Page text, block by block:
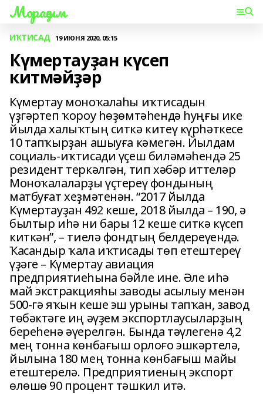
Мораҙым
ИҠТИСАД 19 ИЮНЯ 2020, 05:15
Күмертауҙан күсеп
китмәйҙәр
Күмертау моноҡалаһы иҡтисадын
үҙгәртеп ҡороу һөҙөмтәһендә һуңғы ике
йылда халыҡтың ситкә китеү күрһәткесе
10 тапҡырҙан ашыуға кәмегән. Йылдам
социаль-иҡтисади үҫеш биләмәһендә 25
резидент теркәлгән, тип хәбәр иттеләр
Моноҡалаларҙы үҫтереү фондының
матбуғат хеҙмәтенән. “2017 йылда
Күмертауҙан 492 кеше, 2018 йылда – 190, ә
былтыр иһә ни бары 12 кеше ситкә күсеп
киткән”, – тиелә фондтың белдереүендә.
Ҡасандыр ҡала иҡтисады төп етештереү
үҙәге – Күмертау авиация
предприятиеһына бәйле ине. Әле иһә
май экстракцияһы заводы асылыу менән
500-гә яҡын кеше эш урыны тапҡан, завод
төбәктәге иң әүҙем экспортлаусыларҙың
береһенә әүерелгән. Бында тәүлегенә 4,2
мең тонна көнбағыш орлоғо эшкәртелә,
йылына 180 мең тонна көнбағыш майы
етештерелә. Предприятиеның экспорт
өлөшө 90 процент тәшкил итә.